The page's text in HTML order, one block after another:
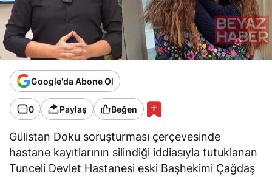
Google'da Abone Ol
0 Paylaş Beğen
Gülistan Doku soruşturması çerçevesinde
hastane kayıtlarının silindiği iddiasıyla tutuklanan
Tunceli Devlet Hastanesi eski Başhekimi Çağdaş